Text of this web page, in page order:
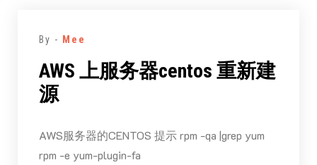
By - Mee
AWS 上服务器centos 重新建
源
AWS服务器的CENTOS 提示 rpm -qa |grep yum
rpm -e yum-plugin-fa